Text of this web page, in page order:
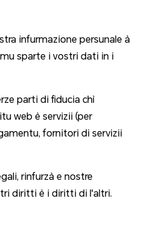
infurmazione persunale à
sparte i vostri dati in i
parti di fiducia chì
web è servizii (per
fornitori di servizii
rinfurzà e nostre
diritti è i diritti di l'altri.